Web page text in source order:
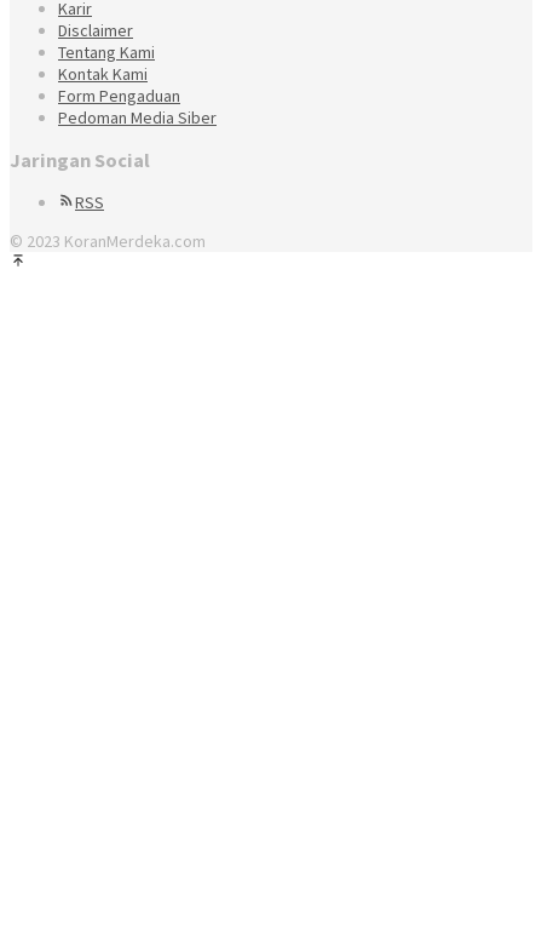
Karir
Disclaimer
Tentang Kami
Kontak Kami
Form Pengaduan
Pedoman Media Siber
Jaringan Social
RSS
© 2023 KoranMerdeka.com